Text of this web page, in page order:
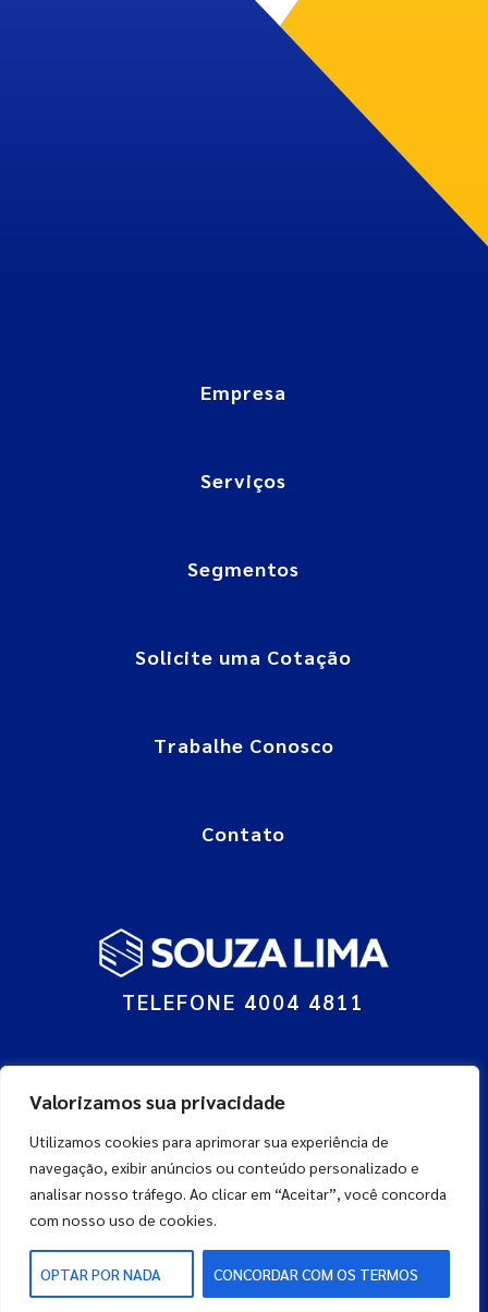
Valorizamos sua privacidade
Utilizamos cookies para aprimorar sua experiência de
navegação, exibir anúncios ou conteúdo personalizado e
analisar nosso tráfego. Ao clicar em “Aceitar”, você concorda
com nosso uso de cookies.
OPTAR POR NADA CONCORDAR COM OS TERMOS
Empresa
Serviços
Segmentos
Solicite uma Cotação
Trabalhe Conosco
Contato
TELEFONE 4004 4811
© Grupo Souza Lima : Todos os direitos reservados.
RAZÃO SOCIAL: SOUZA LIMA TERCEIRIZACOES LTDA. CNPJ:
07.210.221/0001-33
by
initiPress